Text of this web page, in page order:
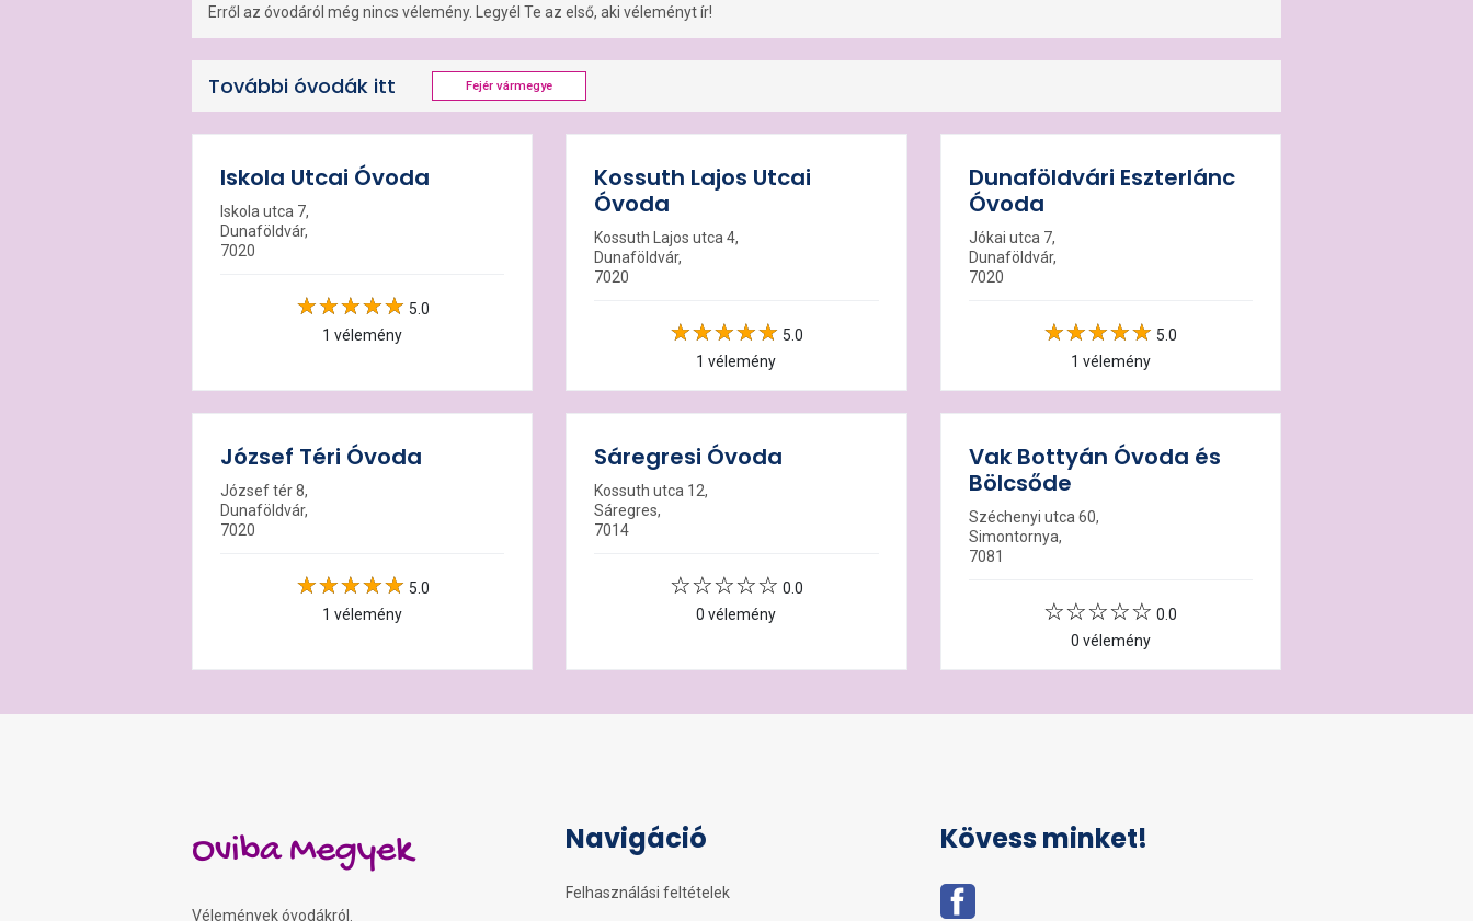
Erről az óvodáról még nincs vélemény. Legyél Te az első, aki véleményt ír!
További óvodák itt Fejér vármegye
Iskola Utcai Óvoda
Iskola utca 7,
Dunaföldvár,
7020
5.0
1 vélemény
Kossuth Lajos Utcai
Óvoda
Kossuth Lajos utca 4,
Dunaföldvár,
7020
5.0
1 vélemény
Dunaföldvári Eszterlánc
Óvoda
Jókai utca 7,
Dunaföldvár,
7020
5.0
1 vélemény
József Téri Óvoda
József tér 8,
Dunaföldvár,
7020
5.0
1 vélemény
Sáregresi Óvoda
Kossuth utca 12,
Sáregres,
7014
0.0
0 vélemény
Vak Bottyán Óvoda és
Bölcsőde
Széchenyi utca 60,
Simontornya,
7081
0.0
0 vélemény
Oviba Megyek
Vélemények óvodákról.
Navigáció
Felhasználási feltételek
Kövess minket!